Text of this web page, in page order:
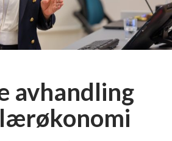
avhandling